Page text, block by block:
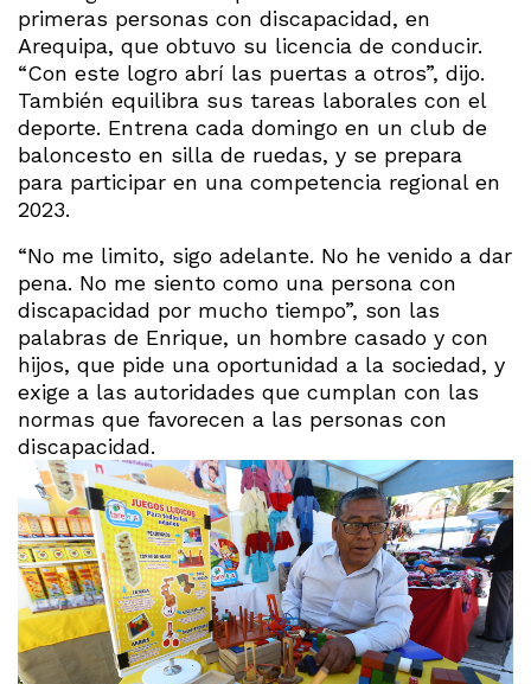
primeras personas con discapacidad, en
Arequipa, que obtuvo su licencia de conducir.
“Con este logro abrí las puertas a otros”, dijo.
También equilibra sus tareas laborales con el
deporte. Entrena cada domingo en un club de
baloncesto en silla de ruedas, y se prepara
para participar en una competencia regional en
2023.
“No me limito, sigo adelante. No he venido a dar
pena. No me siento como una persona con
discapacidad por mucho tiempo”, son las
palabras de Enrique, un hombre casado y con
hijos, que pide una oportunidad a la sociedad, y
exige a las autoridades que cumplan con las
normas que favorecen a las personas con
discapacidad.